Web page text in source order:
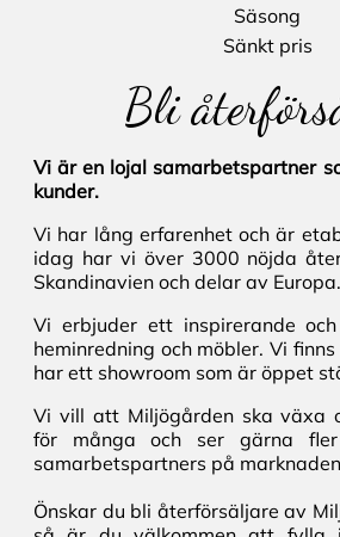
Säsong
Sänkt pris
Bli
Vi är en lojal samarbetspartner
kunder.
Vi har lång erfarenhet och är
idag har vi över 3000 nöjda
Skandinavien och delar av Europa.
Vi erbjuder ett inspirerande
heminredning och möbler. Vi
har ett showroom som är öppet
Vi vill att Miljögården ska växa
för många och ser gärna fler
samarbetspartners på
Önskar du bli återförsäljare av